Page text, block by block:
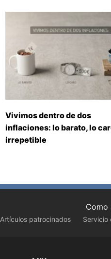
Vivimos dentro de dos
inflaciones: lo barato, lo
irrepetible
Como
Artículos patrocinados Servicio